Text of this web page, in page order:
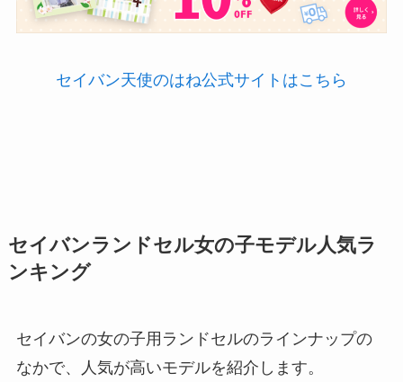
セイバン天使のはね公式サイトはこちら
セイバンランドセル女の子モデル人気ラ
ンキング
セイバンの女の子用ランドセルのラインナップの
なかで、人気が高いモデルを紹介します。